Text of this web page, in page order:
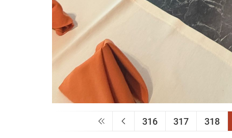
316 317 318